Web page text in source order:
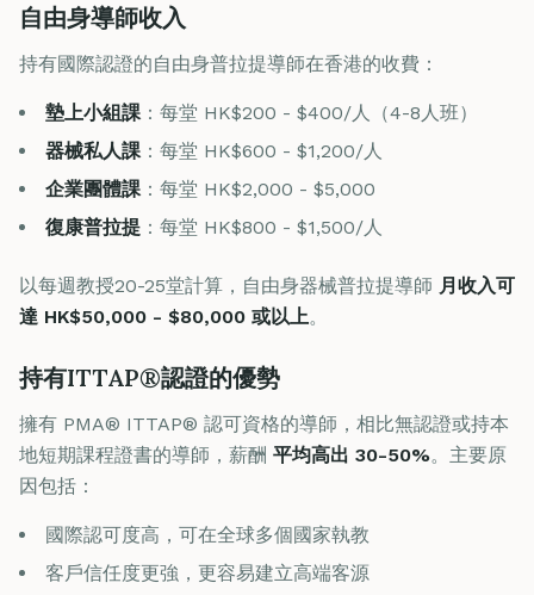
自由身導師收入
持有國際認證的自由身普拉提導師在香港的收費：
墊上小組課 ：每堂 HK$200 - $400/人（4-8人班）
器械私人課 ：每堂 HK$600 - $1,200/人
企業團體課 ：每堂 HK$2,000 - $5,000
復康普拉提 ：每堂 HK$800 - $1,500/人
以每週教授20-25堂計算，自由身器械普拉提導師 月收入可
達 HK$50,000 - $80,000 或以上。
持有ITTAP®認證的優勢
擁有 PMA® ITTAP® 認可資格的導師，相比無認證或持本
地短期課程證書的導師，薪酬 平均高出 30-50%。主要原
因包括：
國際認可度高，可在全球多個國家執教
客戶信任度更強，更容易建立高端客源